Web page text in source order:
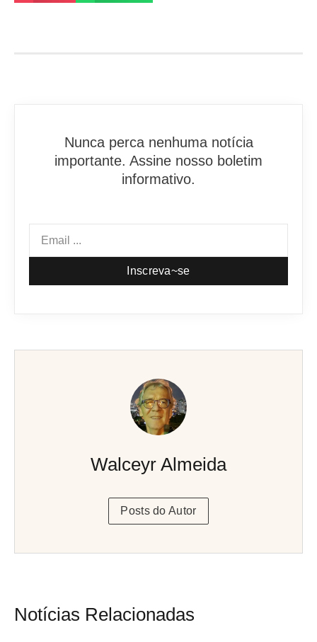
Nunca perca nenhuma notícia
importante. Assine nosso boletim
informativo.
Inscreva~se
Walceyr Almeida
Posts do Autor
Notícias Relacionadas